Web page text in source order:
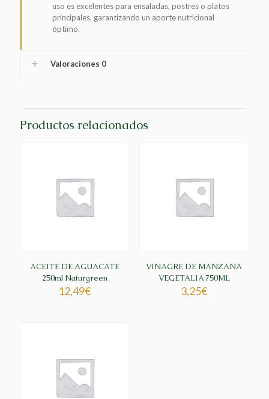
uso es excelentes para ensaladas, postres o platos
principales, garantizando un aporte nutricional
óptimo.
Valoraciones 0
Productos relacionados
ACEITE DE AGUACATE
250ml Naturgreen
12,49€
VINAGRE DE MANZANA
VEGETALIA 750ML
3,25€